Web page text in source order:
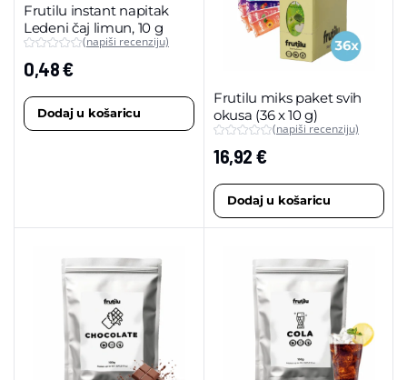
Frutilu instant napitak
Ledeni čaj limun, 10 g
(napiši recenziju)
0,48€
Dodaj u košaricu
Frutilu miks paket svih
okusa (36 x 10 g)
(napiši recenziju)
16,92 €
Dodaj u košaricu